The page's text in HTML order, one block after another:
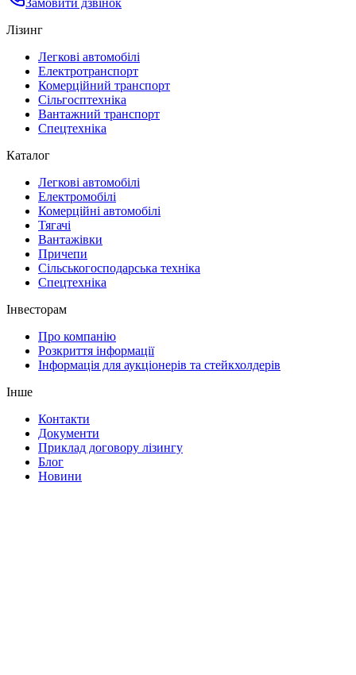
Лізинг
Легкові автомобілі
Електротранспорт
Комерційний транспорт
Сільгосптехніка
Вантажний транспорт
Спецтехніка
Каталог
Легкові автомобілі
Електромобілі
Комерційні автомобілі
Тягачі
Вантажівки
Причепи
Сільськогосподарська техніка
Спецтехніка
Інвесторам
Про компанію
Розкриття інформації
Інформація для аукціонерів та стейкхолдерів
Інше
Контакти
Документи
Приклад договору лізингу
Блог
Новини